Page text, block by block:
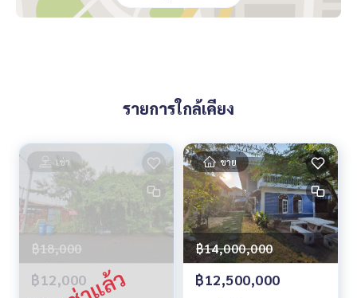
https://lin.ee/luSfAxh
รายการใกล้เคียง
เช่า
฿18,000
฿12,000
ขาย
฿14,000,000
฿12,500,000